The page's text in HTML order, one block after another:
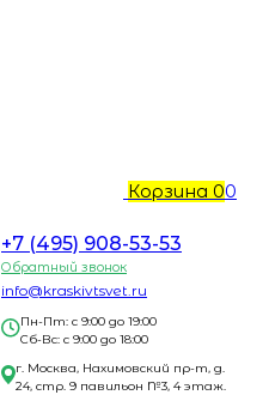
Корзина 00
+7 (495) 908-53-53
Обратный звонок
info@kraskivtsvet.ru
Пн-Пт: с 9:00 до 19:00
Сб-Вс: с 9:00 до 18:00
г. Москва, Нахимовский пр-т, д.
24, стр. 9 павильон №3, 4 этаж.